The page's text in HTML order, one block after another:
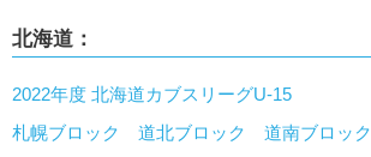
北海道：
2022年度 北海道カブスリーグU-15
札幌ブロック
道北ブロック 道南ブロック